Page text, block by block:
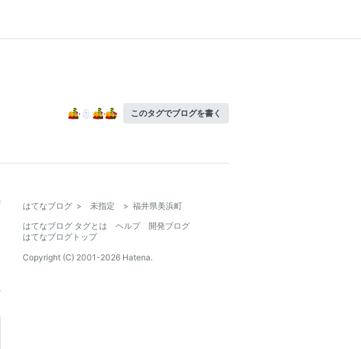
このタグでブログを書く
はてなブログ > 未指定 > 福井県美浜町
はてなブログ タグとは
ヘルプ
開発ブログ
はてなブログトップ
Copyright (C) 2001-2026 Hatena.